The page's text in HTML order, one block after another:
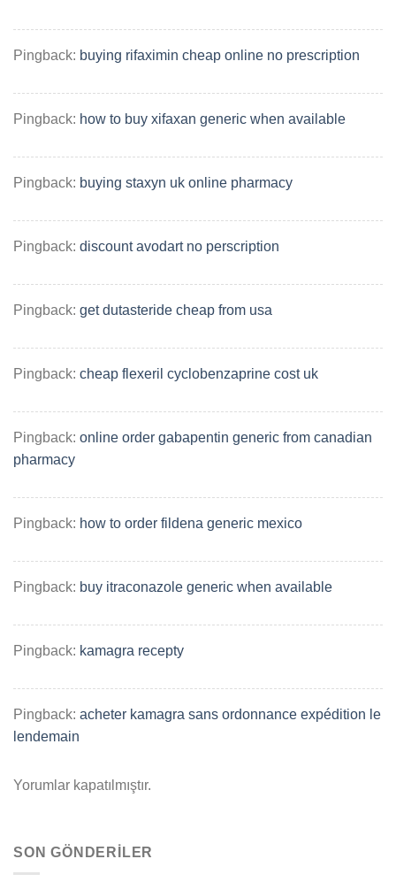
SON GÖNDERILER
Pingback: buying rifaximin cheap online no prescription
Pingback: how to buy xifaxan generic when available
Pingback: buying staxyn uk online pharmacy
Pingback: discount avodart no perscription
Pingback: get dutasteride cheap from usa
Pingback: cheap flexeril cyclobenzaprine cost uk
Pingback: online order gabapentin generic from canadian
pharmacy
Pingback: how to order fildena generic mexico
Pingback: buy itraconazole generic when available
Pingback: kamagra recepty
Pingback: acheter kamagra sans ordonnance expédition le
lendemain
Yorumlar kapatılmıştır.